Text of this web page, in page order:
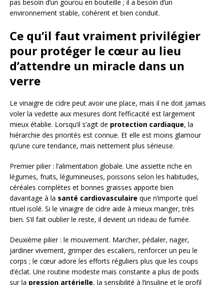
pas besoin d’un gourou en bouteille ; il a besoin d’un
environnement stable, cohérent et bien conduit.
Ce qu’il faut vraiment privilégier
pour protéger le cœur au lieu
d’attendre un miracle dans un
verre
Le vinaigre de cidre peut avoir une place, mais il ne doit jamais
voler la vedette aux mesures dont l’efficacité est largement
mieux établie. Lorsqu’il s’agit de protection cardiaque, la
hiérarchie des priorités est connue. Et elle est moins glamour
qu’une cure tendance, mais nettement plus sérieuse.
Premier pilier : l’alimentation globale. Une assiette riche en
légumes, fruits, légumineuses, poissons selon les habitudes,
céréales complètes et bonnes graisses apporte bien
davantage à la santé cardiovasculaire que n’importe quel
rituel isolé. Si le vinaigre de cidre aide à mieux manger, très
bien. S’il fait oublier le reste, il devient un rideau de fumée.
Deuxième pilier : le mouvement. Marcher, pédaler, nager,
jardiner vivement, grimper des escaliers, renforcer un peu le
corps ; le cœur adore les efforts réguliers plus que les coups
d’éclat. Une routine modeste mais constante a plus de poids
sur la pression artérielle, la sensibilité à l’insuline et le profil